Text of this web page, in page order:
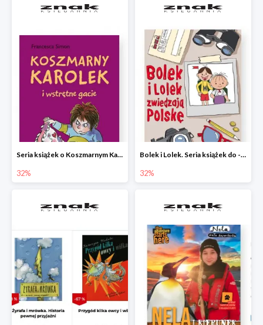
Seria książek o Koszmarnym Karolku do -32%
32%
Bolek i Lolek. Seria książek do -32%
32%